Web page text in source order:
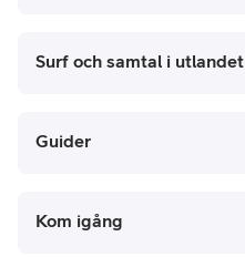
Surf och samtal i utlandet
Guider
Kom igång